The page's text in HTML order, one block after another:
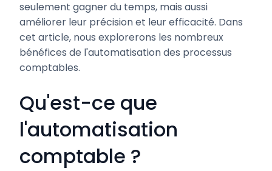
seulement gagner du temps, mais aussi
améliorer leur précision et leur efficacité. Dans
cet article, nous explorerons les nombreux
bénéfices de l'automatisation des processus
comptables.
Qu'est-ce que
l'automatisation
comptable ?